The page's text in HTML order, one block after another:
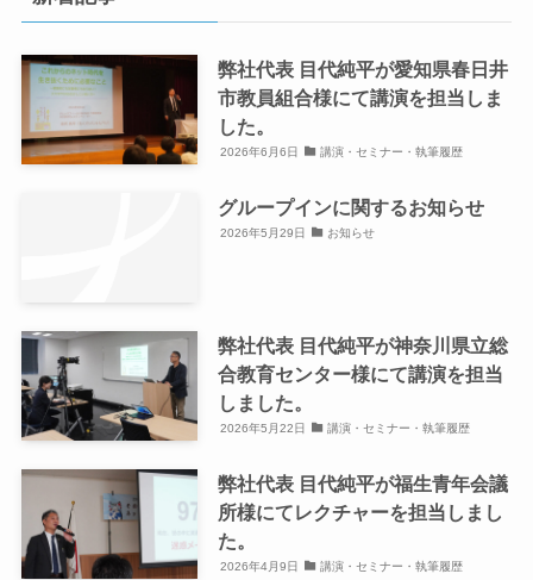
弊社代表 目代純平が愛知県春日井
市教員組合様にて講演を担当しま
した。
2026年6月6日 講演・セミナー・執筆履歴
グループインに関するお知らせ
2026年5月29日 お知らせ
弊社代表 目代純平が神奈川県立総
合教育センター様にて講演を担当
しました。
2026年5月22日 講演・セミナー・執筆履歴
弊社代表 目代純平が福生青年会議
所様にてレクチャーを担当しまし
た。
2026年4月9日 講演・セミナー・執筆履歴